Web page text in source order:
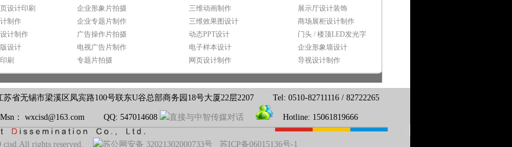
设计印刷
制作
计制作
设计
刷
企业形象片拍摄
企业专题片制作
广告操作片拍摄
电视广告片制作
专题片拍摄
三维动画制作
三维效果图设计
动态PPT设计
电子样本设计
网页设计制作
展示厅设计装饰
商场展柜设计制作
门头 / 楼顶LED发光字
企业形象墙设计
导视设计制作
无锡市梁溪区凤宾路100号联东U谷总部商务园18号大厦22层2207 Tel: 0510-82711116 / 82722265
： wxcisd@163.com QQ: 547014608 Hotline: 15061819666
cisd.All rights reserved. 苏公网安备 32021302000733号 苏ICP备06015136号-1